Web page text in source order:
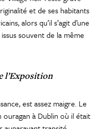
et de ses habitants
alors qu’il s’agit d’une
souvent de la même
l’Exposition
est assez maigre. Le
ouragan à Dublin où il était